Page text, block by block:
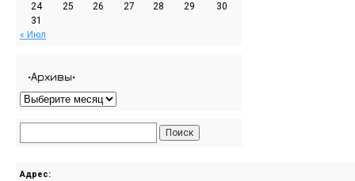
24
25 26 27 28 29
30
31
« Июл
•Архивы•
Адрес: